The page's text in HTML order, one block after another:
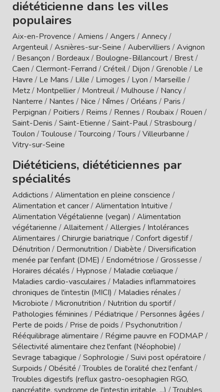
diététicienne dans les villes
populaires
Aix-en-Provence /Amiens /Angers /Annecy/
Argenteuil/Asnières-sur-Seine /Aubervilliers /Avignon
/ Besançon / Bordeaux/ Boulogne-Billancourt/ Brest/
Caen /Clermont-Ferrand /Créteil/ Dijon /Grenoble / Le
Havre / Le Mans / Lille / Limoges / Lyon / Marseille /
Metz/ Montpellier/ Montreuil/ Mulhouse / Nancy/
Nanterre / Nantes / Nice / Nîmes /Orléans / Paris /
Perpignan / Poitiers / Reims / Rennes / Roubaix/ Rouen /
Saint-Denis /Saint-Etienne /Saint-Paul/Strasbourg /
Toulon /Toulouse /Tourcoing /Tours /Villeurbanne /
Vitry-sur-Seine
Diététiciens, diététiciennes par
spécialités
Addictions /Alimentation en pleine conscience /
Alimentation et cancer/Alimentation Intuitive /
Alimentation Végétalienne (vegan) /Alimentation
végétarienne /Allaitement/Allergies / Intolérances
Alimentaires /Chirurgie bariatrique /Confort digestif/
Dénutrition / Dermonutrition / Diabète / Diversification
menée par l'enfant (DME) / Endométriose /Grossesse /
Horaires décalés / Hypnose / Maladie cœliaque /
Maladies cardio-vasculaires / Maladies inflammatoires
chroniques de l'intestin (MICI) / Maladies rénales /
Microbiote / Micronutrition / Nutrition du sportif/
Pathologies féminines / Pédiatrique / Personnes âgées /
Perte de poids / Prise de poids / Psychonutrition /
Rééquilibrage alimentaire / Régime pauvre en FODMAP /
Sélectivité alimentaire chez l'enfant (Néophobie) /
Sevrage tabagique /Sophrologie /Suivi post opératoire /
Surpoids / Obésité /Troubles de l'oralité chez l'enfant/
Troubles digestifs (reflux gastro-oesophagien RGO,